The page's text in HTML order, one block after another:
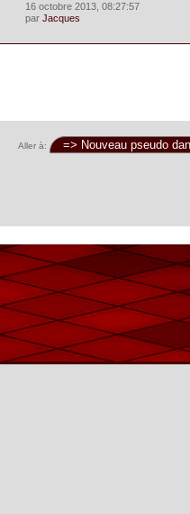
16 octobre 2013, 08:27:57
parJacques
Aller à: